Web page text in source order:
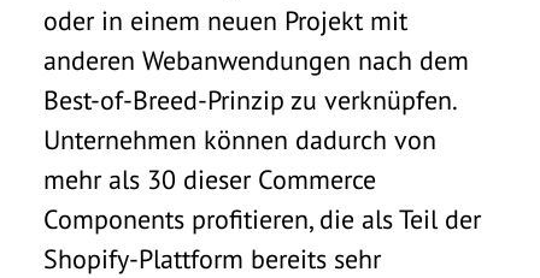
oder in einem neuen Projekt mit
anderen Webanwendungen nach dem
Best-of-Breed-Prinzip zu verknüpfen.
Unternehmen können dadurch von
mehr als 30 dieser Commerce
Components profitieren, die als Teil der
Shopify-Plattform bereits sehr